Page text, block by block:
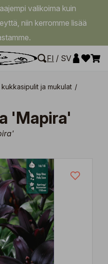
valikoima kuin
niin kerromme lisää
FI / SV
kukkasipulit ja mukulat /
'Mapira'